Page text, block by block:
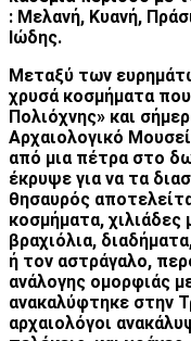
: Μελανή, Κυανή,
Ιώδης.
Μεταξύ των
χρυσά κοσμήματα
Πολιόχνης» και
Αρχαιολογικό
από μια πέτρα στο
έκρυψε για να τα
θησαυρός
κοσμήματα, χιλιάδες
βραχιόλια,
ή τον αστράγαλο,
ανάλογης ομορφιάς
ανακαλύφτηκε στην
αρχαιολόγοι